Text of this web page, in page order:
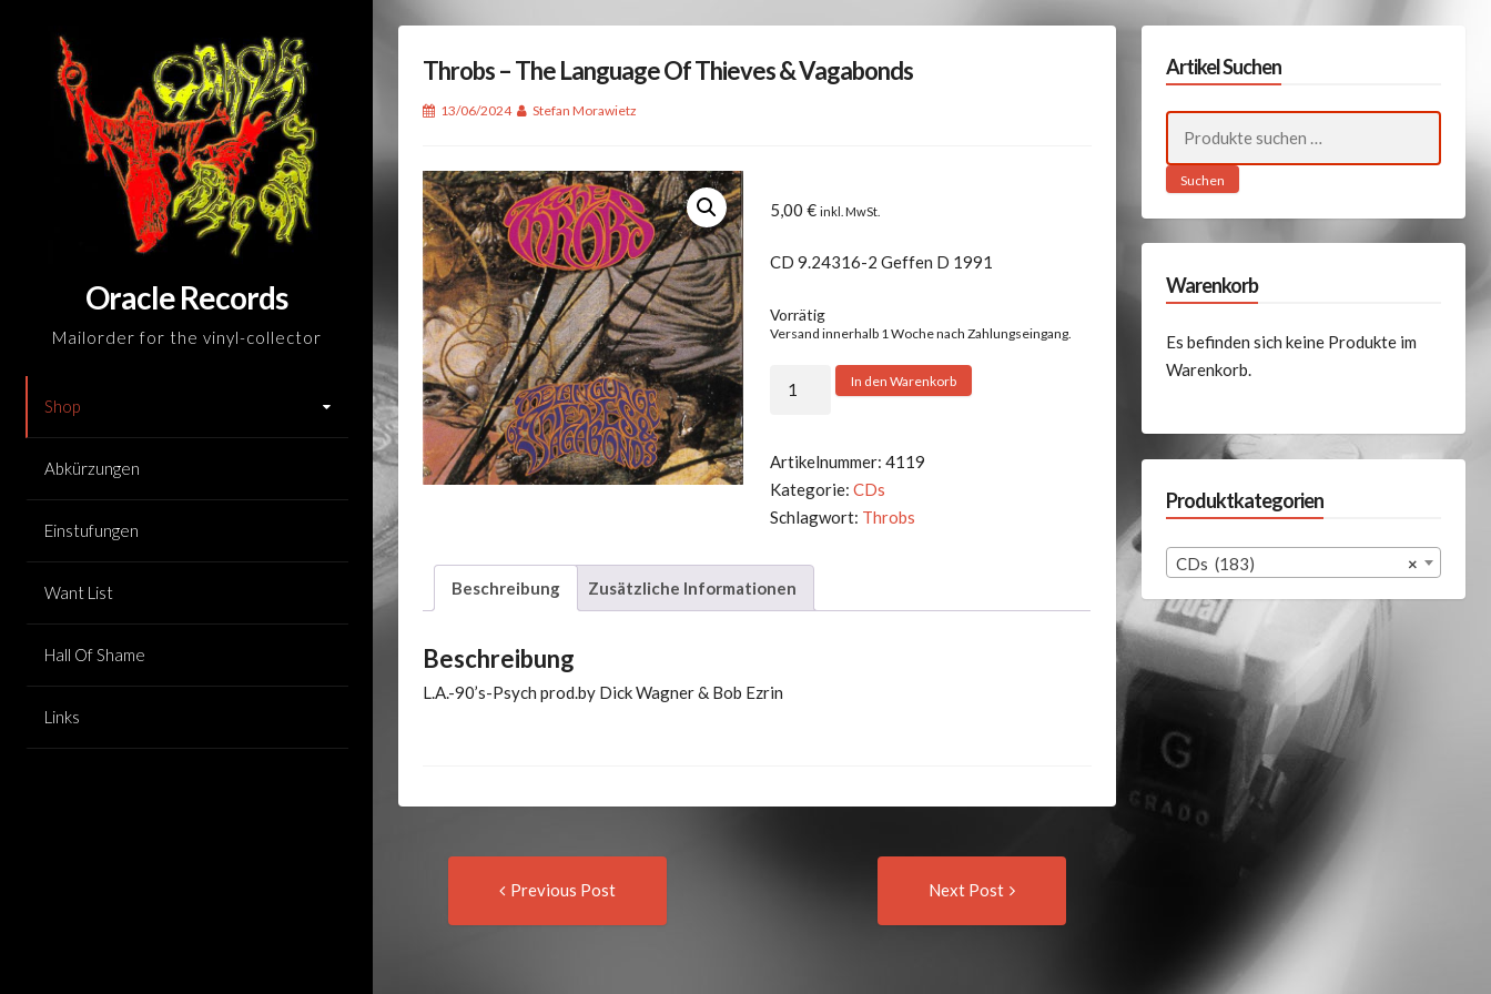
content
Oracle Records
Mailorder for the vinyl-collector
Shop
Abkürzungen
Einstufungen
Want List
Hall Of Shame
Links
Throbs – The Language Of Thieves & Vagabonds
13/06/2024 Stefan Morawietz
5,00€ inkl. MwSt.
CD 9.24316-2 Geffen D 1991
Vorrätig
Versand innerhalb 1 Woche nach Zahlungseingang.
Language
Of
Thieves
Vagabonds
Menge
In den Warenkorb
Artikelnummer:4119
Kategorie:CDs
Schlagwort: Throbs
Beschreibung Zusätzliche Informationen
Beschreibung
L.A.-90’s-Psych prod.by Dick Wagner & Bob Ezrin
Post
navigation
Previous Post Next Post
Artikel Suchen
nach:
Suchen
Warenkorb
Es befinden sich keine Produkte im
Warenkorb.
Produktkategorien
×
CDs (183)